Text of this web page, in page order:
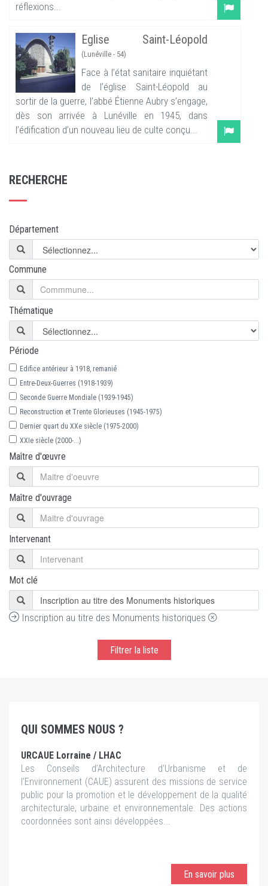
réflexions...
Eglise Saint-Léopold
(Lunéville - 54)
Face à l’état sanitaire inquiétant
de l’église Saint-Léopold au
sortir de la guerre, l’abbé Étienne Aubry s’engage,
dès son arrivée à Lunéville en 1945, dans
l’édification d’un nouveau lieu de culte conçu...
RECHERCHE
Département
Commune
Thématique
Période
Edifice antérieur à 1918, remanié
Entre-Deux-Guerres (1918-1939)
Seconde Guerre Mondiale (1939-1945)
Reconstruction et Trente Glorieuses (1945-1975)
Dernier quart du XXe siècle (1975-2000)
XXIe siècle (2000-...)
Maître d'œuvre
Maître d'ouvrage
Intervenant
Mot clé
Inscription au titre des Monuments historiques
Filtrer la liste
QUI SOMMES NOUS ?
URCAUE Lorraine / LHAC
Les Conseils d’Architecture d’Urbanisme et de
l’Environnement (CAUE) assurent des missions de service
public pour la promotion et le développement de la qualité
architecturale, urbaine et environnementale. Des actions
coordonnées sont ainsi développées...
En savoir plus